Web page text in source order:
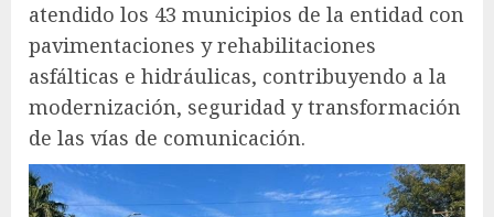
atendido los 43 municipios de la entidad con
pavimentaciones y rehabilitaciones
asfálticas e hidráulicas, contribuyendo a la
modernización, seguridad y transformación
de las vías de comunicación.